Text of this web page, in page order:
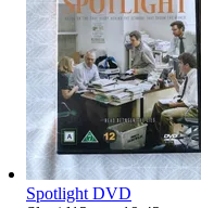
Spotlight DVD